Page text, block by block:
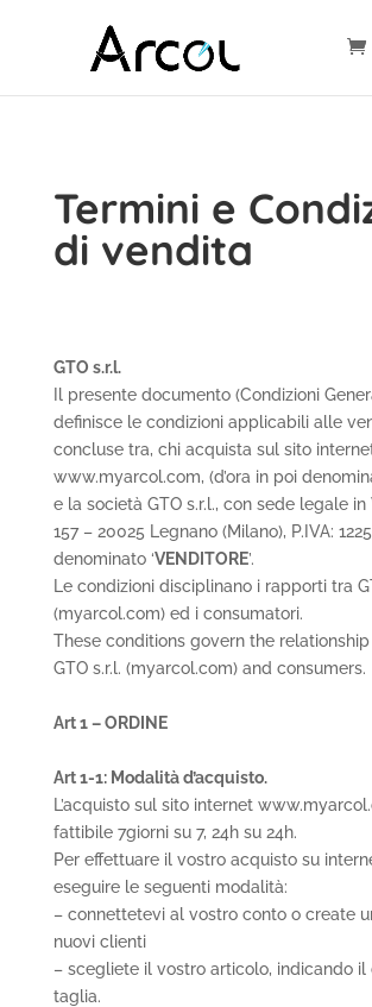
Termini e
di vendita
GTO s.r.l.
Il presente documento (Condizioni
definisce le condizioni applicabili alle
concluse tra, chi acquista sul sito
www.myarcol.com, (d’ora in poi
e la società GTO s.r.l., con sede legale
157 – 20025 Legnano (Milano), P.IVA:
denominato ‘VENDITORE’.
Le condizioni disciplinano i rapporti tra
(myarcol.com) ed i consumatori.
These conditions govern the
GTO s.r.l. (myarcol.com) and consumers.
Art 1 – ORDINE
Art 1-1: Modalità d’acquisto.
L’acquisto sul sito internet
fattibile 7giorni su 7, 24h su 24h.
Per effettuare il vostro acquisto su
eseguire le seguenti modalità:
– connettetevi al vostro conto o create
nuovi clienti
– scegliete il vostro articolo, indicando il
taglia.